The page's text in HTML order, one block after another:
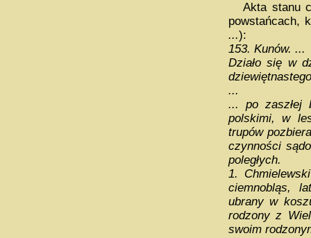
Akta stanu
powstańcach,
...):
153. Kunów. ...
Działo się w
...
... po zaszłej
polskimi, w
trupów
czynności
poległych.
1.
ciemnobląs,
ubrany w
rodzony z
swoim